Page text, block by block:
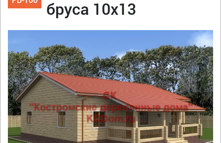
бруса 10х13